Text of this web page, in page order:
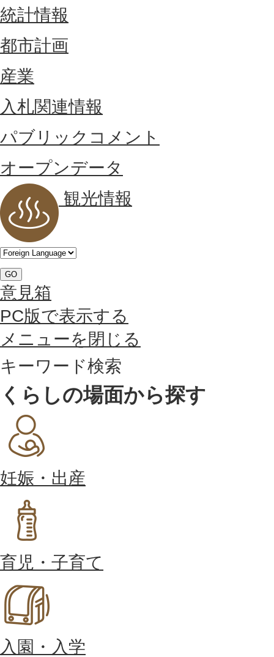
統計情報
都市計画
産業
入札関連情報
パブリックコメント
オープンデータ
観光情報
GO
意見箱
PC版で表示する
メニューを閉じる
キーワード検索
くらしの場面から探す
妊娠・出産
育児・子育て
入園・入学